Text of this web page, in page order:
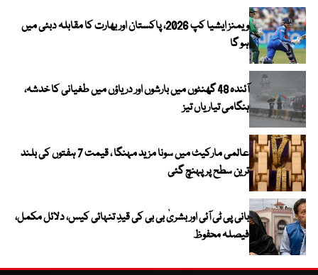
ویمنز ایشیا کپ 2026، پاکستان اور بھارت کا مقابلہ دبئی میں
ہو گا
آئندہ 48 گھنٹوں میں بارشوں اور دریاؤں میں طغیانی کا خدشہ،
ہنگامی تیاریاں تیز
عالمی مارکیٹ میں سونا مزید مہنگا ، قیمت 7 ہفتوں کی بلند
ترین سطح پر پہنچ گئی
بانی پی ٹی آئی اور بشریٰ بی بی کی قیدِ تنہائی کیس، دلائل مکمل،
فیصلہ محفوظ